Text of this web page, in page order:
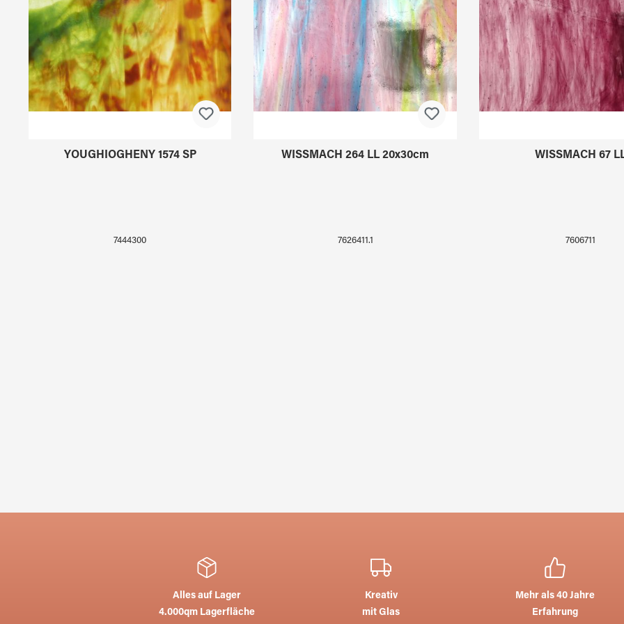
YOUGHIOGHENY 1574 SP
7444300
WISSMACH 264 LL 20x30cm
7626411.1
WISSMACH 67
7606711
Alles auf Lager
4.000qm Lagerfläche
Kreativ
mit Glas
Mehr als 40 Jahre
Erfahrung